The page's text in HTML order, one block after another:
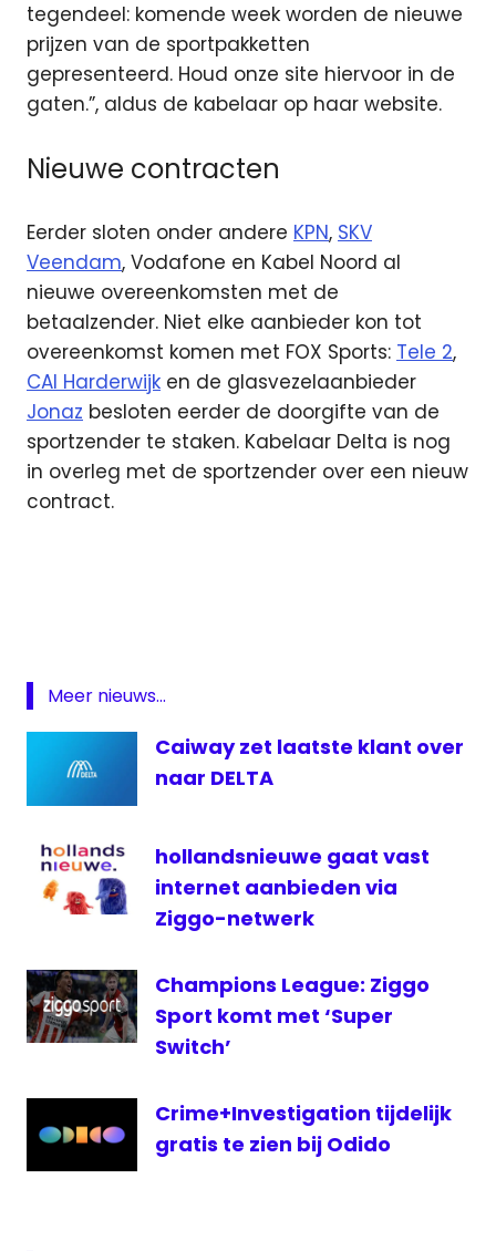
tegendeel: komende week worden de nieuwe
prijzen van de sportpakketten
gepresenteerd. Houd onze site hiervoor in de
gaten.”, aldus de kabelaar op haar website.
Nieuwe contracten
Eerder sloten onder andere KPN, SKV
Veendam, Vodafone en Kabel Noord al
nieuwe overeenkomsten met de
betaalzender. Niet elke aanbieder kon tot
overeenkomst komen met FOX Sports: Tele 2,
CAI Harderwijk en de glasvezelaanbieder
Jonaz besloten eerder de doorgifte van de
sportzender te staken. Kabelaar Delta is nog
in overleg met de sportzender over een nieuw
contract.
overeenkomst
Meer nieuws...
Caiway zet laatste klant over
naar DELTA
hollandsnieuwe gaat vast
internet aanbieden via
Ziggo-netwerk
Champions League: Ziggo
Sport komt met ‘Super
Switch’
Crime+Investigation tijdelijk
gratis te zien bij Odido